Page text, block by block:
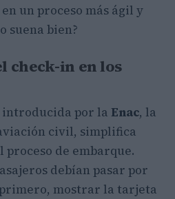
un proceso más ágil y
suena bien?
check-in en los
por la Enac, la
civil, simplifica
de embarque.
debían pasar por
mostrar la tarjeta